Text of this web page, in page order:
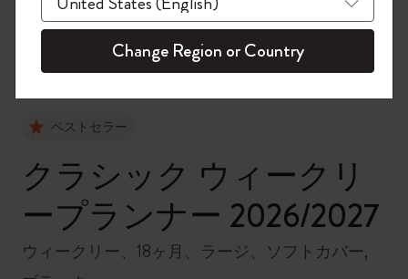
ベストセラー
クラシック ウィークリ
ープランナー 2026/2027
ウィークリー、18ヶ月、ラージ、ソフトカバー,
今すぐ会員登録 !
Change Region or Country